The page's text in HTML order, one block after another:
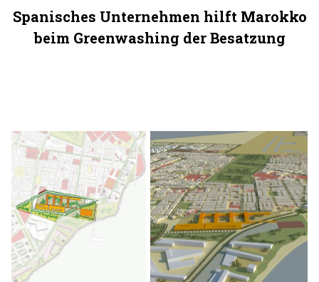
Spanisches Unternehmen hilft Marokko
beim Greenwashing der Besatzung